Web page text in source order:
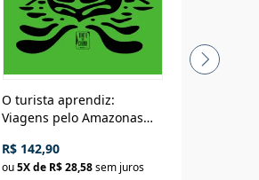
O turista aprendiz:
Viagens pelo Amazonas
até a Bolívia e por Marajó
até dizer chega
R$ 142,90
ou5X de R$ 28,58sem juros